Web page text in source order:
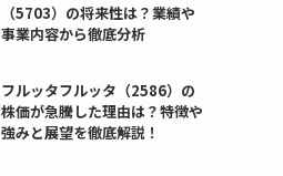
（5703）の将来性は？業績や
事業内容から徹底分析
フルッタフルッタ（2586）の
株価が急騰した理由は？特徴や
強みと展望を徹底解説！